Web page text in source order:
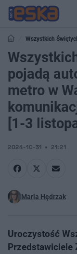
Wszystkich
Warszawie? Zmiany w
pojadą
metro w
[1-3
2024-10-31 21:21
Maria Hędrzak
Uroczystość
Przedstawiciele